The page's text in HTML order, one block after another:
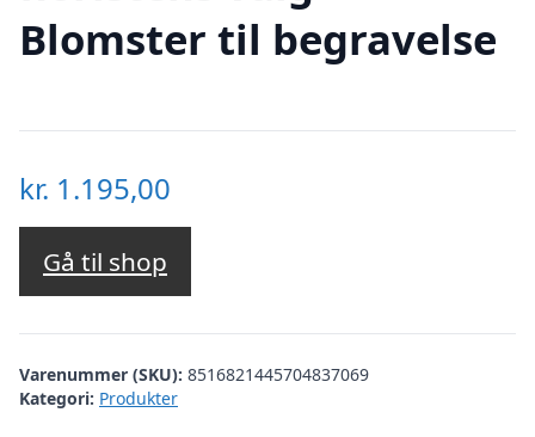
Blomster til begravelse
kr. 1.195,00
Gå til shop
Varenummer (SKU): 8516821445704837069
Kategori: Produkter